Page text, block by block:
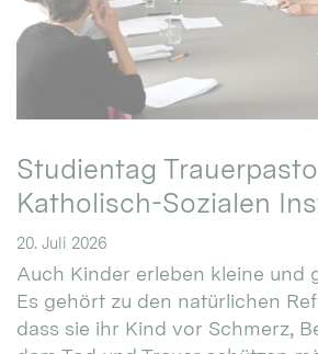
Studientag
Katholisch-Sozialen
20. Juli 2026
Auch Kinder erleben kleine und
Es gehört zu den natürlichen
dass sie ihr Kind vor Schmerz,